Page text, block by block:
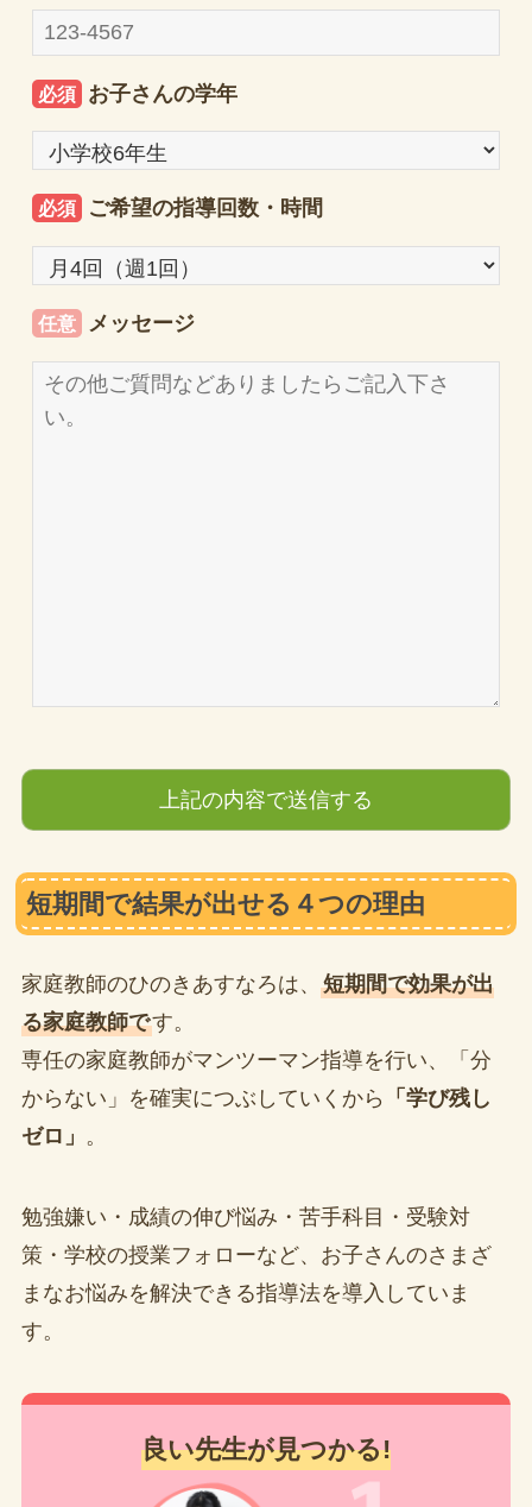
必須 お子さんの学年
必須 ご希望の指導回数・時間
任意 メッセージ
短期間で結果が出せる４つの理由
家庭教師のひのきあすなろは、 短期間で効果が出
る家庭教師です。
専任の家庭教師がマンツーマン指導を行い、「分
からない」を確実につぶしていくから
「学び残し
ゼロ」 。
勉強嫌い・成績の伸び悩み・苦手科目・受験対
策・学校の授業フォローなど、お子さんのさまざ
まなお悩みを解決できる指導法を導入していま
す。
良い先生が見つかる!